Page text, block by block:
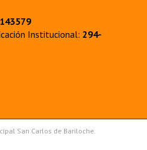
Institucional: 294-
San Carlos de Bariloche.